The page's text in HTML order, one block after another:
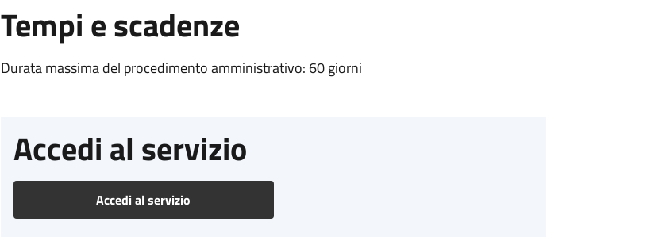
Tempi e scadenze
Durata massima del procedimento amministrativo: 60 giorni
Accedi al servizio
Accedi al servizio